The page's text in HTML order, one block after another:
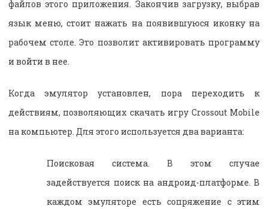
файлов этого приложения. Закончив загрузку, выбрав
язык меню, стоит нажать на появившуюся иконку на
рабочем столе. Это позволит активировать программу
и войти в нее.
Когда эмулятор установлен, пора переходить к
действиям, позволяющих скачать игру Crossout Mobile
на компьютер. Для этого используется два варианта:
Поисковая система. В этом случае
задействуется поиск на андроид-платформе. В
каждом эмуляторе есть сопряжение с этим